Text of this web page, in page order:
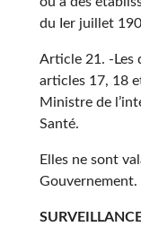
du Ier juillet
Article 21. -Les
articles 17, 18
Ministre de
Santé.
Elles ne sont
Gouvernement.